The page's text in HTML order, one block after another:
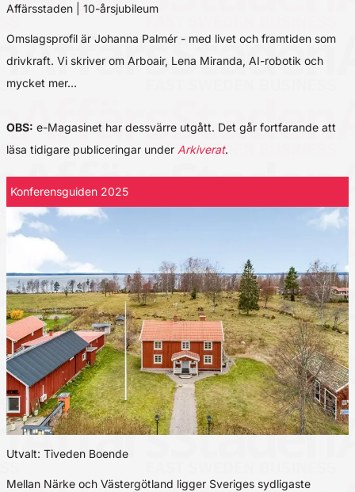
Affärsstaden | 10-årsjubileum
Omslagsprofil är Johanna Palmér - med livet och framtiden som
drivkraft. Vi skriver om Arboair, Lena Miranda, AI-robotik och
mycket mer…
OBS: e-Magasinet har dessvärre utgått. Det går fortfarande att
läsa tidigare publiceringar under Arkiverat.
Konferensguiden 2025
Utvalt: Tiveden Boende
Mellan Närke och Västergötland ligger Sveriges sydligaste